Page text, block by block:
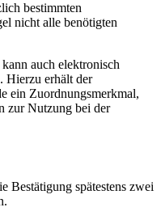
bestimmten
nicht alle benötigten
auch elektronisch
Hierzu erhält der
ein Zuordnungsmerkmal,
zur Nutzung bei der
Bestätigung spätestens zwei